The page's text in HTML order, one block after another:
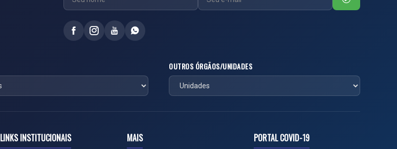
OUTROS ÓRGÃOS/UNIDADES
LINKS INSTITUCIONAIS MAIS PORTAL COVID-19